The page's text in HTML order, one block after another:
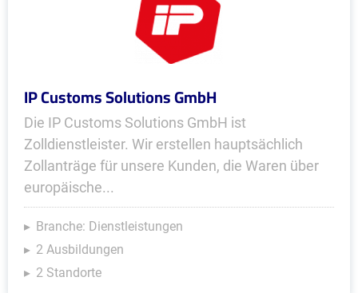
IP Customs Solutions GmbH
Die IP Customs Solutions GmbH ist
Zolldienstleister. Wir erstellen hauptsächlich
Zollanträge für unsere Kunden, die Waren über
europäische...
Branche: Dienstleistungen
2 Ausbildungen
2 Standorte